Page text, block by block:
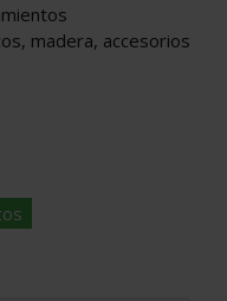
madera, accesorios